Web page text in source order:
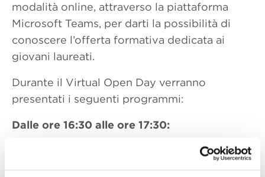
modalità online, attraverso la piattaforma
Microsoft Teams, per darti la possibilità di
conoscere l’offerta formativa dedicata ai
giovani laureati.
Durante il Virtual Open Day verranno
presentati i seguenti programmi:
Dalle ore 16:30 alle ore 17:30:
Master in HR and Organization con
Ludovico Bullini Orlandi e Claudia Manca